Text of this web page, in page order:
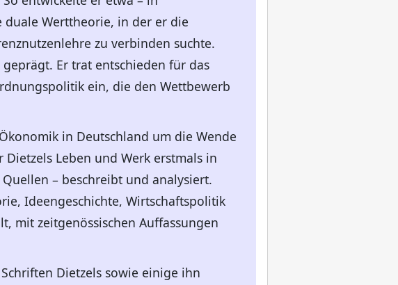
duale Werttheorie, in der er die
zu verbinden suchte.
Er trat entschieden für das
ein, die den Wettbewerb
in Deutschland um die Wende
Leben und Werk erstmals in
– beschreibt und analysiert.
Ideengeschichte, Wirtschaftspolitik
mit zeitgenössischen Auffassungen
Dietzels sowie einige ihn